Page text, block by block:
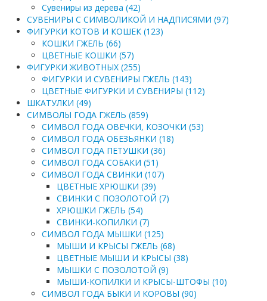
Сувениры из дерева (42)
СУВЕНИРЫ С СИМВОЛИКОЙ И НАДПИСЯМИ (97)
ФИГУРКИ КОТОВ И КОШЕК (123)
КОШКИ ГЖЕЛЬ (66)
ЦВЕТНЫЕ КОШКИ (57)
ФИГУРКИ ЖИВОТНЫХ (255)
ФИГУРКИ И СУВЕНИРЫ ГЖЕЛЬ (143)
ЦВЕТНЫЕ ФИГУРКИ И СУВЕНИРЫ (112)
ШКАТУЛКИ (49)
СИМВОЛЫ ГОДА ГЖЕЛЬ (859)
СИМВОЛ ГОДА ОВЕЧКИ, КОЗОЧКИ (53)
СИМВОЛ ГОДА ОБЕЗЬЯНКИ (18)
СИМВОЛ ГОДА ПЕТУШКИ (36)
СИМВОЛ ГОДА СОБАКИ (51)
СИМВОЛ ГОДА СВИНКИ (107)
ЦВЕТНЫЕ ХРЮШКИ (39)
СВИНКИ С ПОЗОЛОТОЙ (7)
ХРЮШКИ ГЖЕЛЬ (54)
СВИНКИ-КОПИЛКИ (7)
СИМВОЛ ГОДА МЫШКИ (125)
МЫШИ И КРЫСЫ ГЖЕЛЬ (68)
ЦВЕТНЫЕ МЫШИ И КРЫСЫ (38)
МЫШКИ С ПОЗОЛОТОЙ (9)
МЫШИ-КОПИЛКИ И КРЫСЫ-ШТОФЫ (10)
СИМВОЛ ГОДА БЫКИ И КОРОВЫ (90)